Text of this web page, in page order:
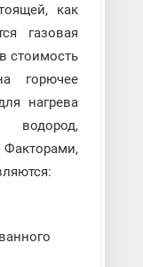
как
газовая
стоимость
горючее
нагрева